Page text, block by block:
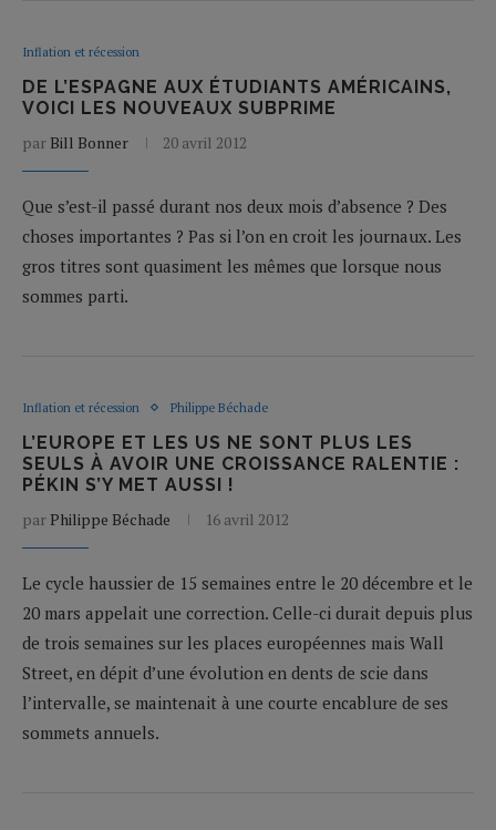
Inflation et récession
DE L’ESPAGNE AUX ÉTUDIANTS AMÉRICAINS,
VOICI LES NOUVEAUX SUBPRIME
par Bill Bonner 20 avril 2012
Que s’est-il passé durant nos deux mois d’absence ? Des
choses importantes ? Pas si l’on en croit les journaux. Les
gros titres sont quasiment les mêmes que lorsque nous
sommes parti.
Inflation et récession Philippe Béchade
L’EUROPE ET LES US NE SONT PLUS LES
SEULS À AVOIR UNE CROISSANCE RALENTIE :
PÉKIN S’Y MET AUSSI !
par Philippe Béchade 16 avril 2012
Le cycle haussier de 15 semaines entre le 20 décembre et le
20 mars appelait une correction. Celle-ci durait depuis plus
de trois semaines sur les places européennes mais Wall
Street, en dépit d’une évolution en dents de scie dans
l’intervalle, se maintenait à une courte encablure de ses
sommets annuels.